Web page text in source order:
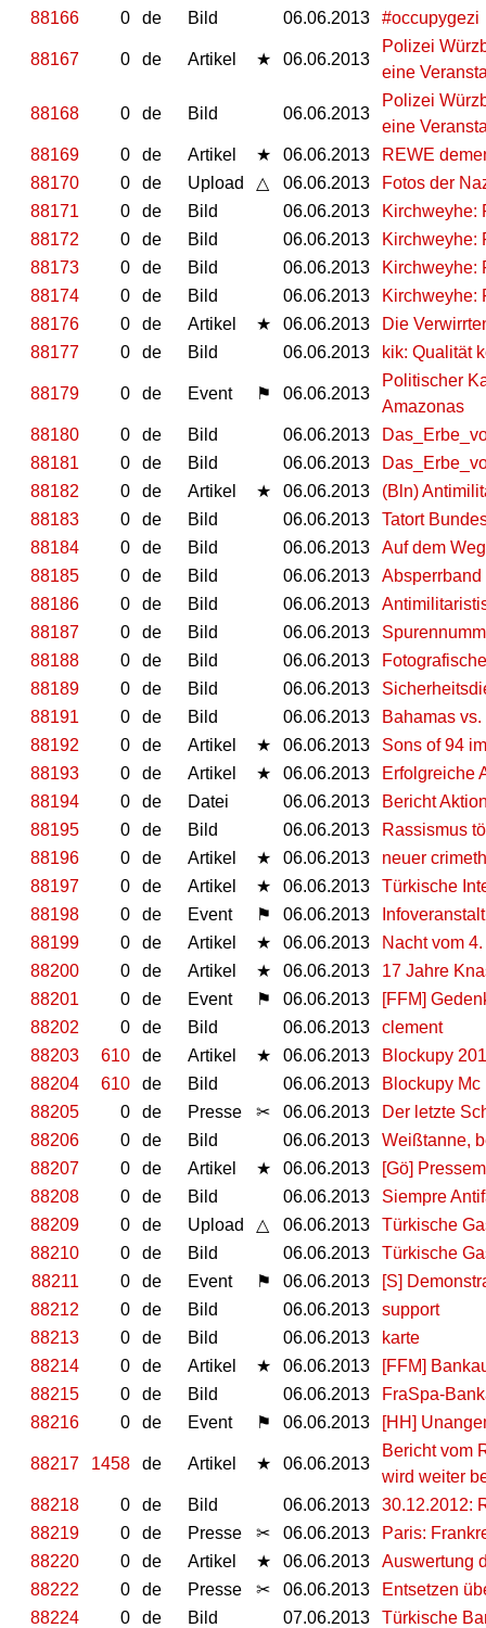
88166
0 de Bild 06.06.2013 #occupygezi
88167 0 de Artikel ★ 06.06.2013
Polizei
eine
88168 0 de Bild 06.06.2013
Polizei
eine
88169
0 de Artikel ★ 06.06.2013
REWE
88170
0 de Upload △ 06.06.2013
Fotos der
88171
0 de Bild 06.06.2013
Kirchweyhe:
88172
0 de Bild 06.06.2013
Kirchweyhe:
88173
0 de Bild 06.06.2013
Kirchweyhe:
88174
0 de Bild 06.06.2013
Kirchweyhe:
88176
0 de Artikel ★ 06.06.2013
Die
88177
0 de Bild 06.06.2013 kik: Qualität
88179 0 de Event ⚑ 06.06.2013
Politischer
Amazonas
88180
0 de Bild 06.06.2013
88181
0 de Bild 06.06.2013
88182
0 de Artikel ★ 06.06.2013
(Bln)
88183
0 de Bild 06.06.2013
Tatort
88184
0 de Bild 06.06.2013
Auf dem
88185
0 de Bild 06.06.2013
88186
0 de Bild 06.06.2013
88187
0 de Bild 06.06.2013
88188
0 de Bild 06.06.2013
88189
0 de Bild 06.06.2013
88191
0 de Bild 06.06.2013
Bahamas
88192
0 de Artikel ★ 06.06.2013
Sons of 94
88193
0 de Artikel ★ 06.06.2013
Erfolgreiche
88194
0 de Datei 06.06.2013
Bericht
88195
0 de Bild 06.06.2013
Rassismus
88196
0 de Artikel ★ 06.06.2013
neuer
88197
0 de Artikel ★ 06.06.2013
Türkische
88198
0 de Event ⚑ 06.06.2013
88199
0 de Artikel ★ 06.06.2013
Nacht vom
88200
0 de Artikel ★ 06.06.2013
17 Jahre
88201
0 de Event ⚑ 06.06.2013
[FFM]
88202
0 de Bild 06.06.2013
clement
88203
610 de Artikel ★ 06.06.2013
Blockupy
88204
610 de Bild 06.06.2013
Blockupy
88205
0 de Presse ✂ 06.06.2013
Der letzte
88206
0 de Bild 06.06.2013
Weißtanne,
88207
0 de Artikel ★ 06.06.2013
[Gö]
88208
0 de Bild 06.06.2013
Siempre
88209
0 de Upload △ 06.06.2013
Türkische
88210
0 de Bild 06.06.2013
Türkische
88211
0 de Event ⚑ 06.06.2013
[S]
88212
0 de Bild 06.06.2013
support
88213
0 de Bild 06.06.2013
karte
88214
0 de Artikel ★ 06.06.2013
[FFM]
88215
0 de Bild 06.06.2013
FraSpa-
88216
0 de Event ⚑ 06.06.2013 [HH]
88217 1458 de Artikel ★ 06.06.2013
Bericht vom
wird weiter
88218
0 de Bild 06.06.2013
30.12.2012:
88219
0 de Presse ✂ 06.06.2013
Paris:
88220
0 de Artikel ★ 06.06.2013
Auswertung
88222
0 de Presse ✂ 06.06.2013
Entsetzen
88224
0 de Bild 07.06.2013
Türkische